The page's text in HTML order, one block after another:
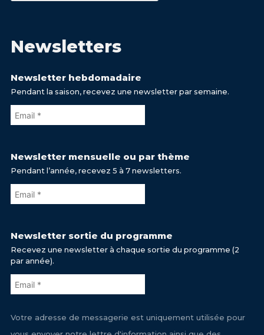
Newsletters
Newsletter hebdomadaire
Pendant la saison, recevez une newsletter par semaine.
Newsletter mensuelle ou par thème
Pendant l’année, recevez 5 à 7 newsletters.
Newsletter sortie du programme
Recevez une newsletter à chaque sortie du programme (2
par année).
Votre adresse de messagerie est uniquement utilisée pour